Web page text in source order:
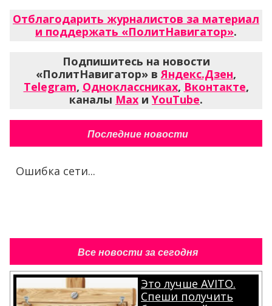
Отблагодарить журналистов за материал
и поддержать «ПолитНавигатор».
Подпишитесь на новости
«ПолитНавигатор» вЯндекс.Дзен,
Telegram, Одноклассниках, Вконтакте,
каналы Max и YouTube.
Последние новости
Ошибка сети...
Все новости за сегодня
Это лучше AVITO.
Спеши получить